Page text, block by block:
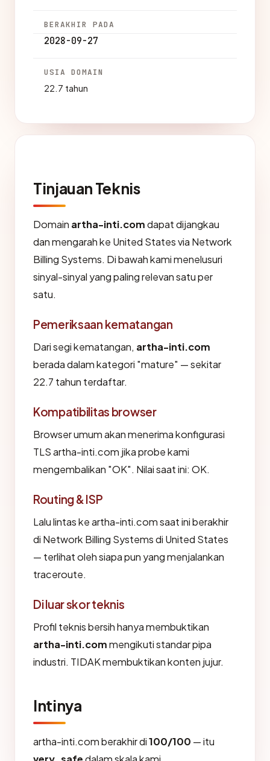
BERAKHIR PADA
2028-09-27
USIA DOMAIN
22.7 tahun
Tinjauan Teknis
Domain artha-inti.comdapat dijangkau
dan mengarah ke United States via Network
Billing Systems. Di bawah kami menelusuri
sinyal-sinyal yang paling relevan satu per
satu.
Pemeriksaan kematangan
Dari segi kematangan, artha-inti.com
berada dalam kategori "mature" — sekitar
22.7 tahun terdaftar.
Kompatibilitas browser
Browser umum akan menerima konfigurasi
TLS artha-inti.com jika probe kami
mengembalikan "OK". Nilai saat ini: OK.
Routing & ISP
Lalu lintas ke artha-inti.com saat ini berakhir
di Network Billing Systems di United States
— terlihat oleh siapa pun yang menjalankan
traceroute.
Di luar skor teknis
Profil teknis bersih hanya membuktikan
artha-inti.commengikuti standar pipa
industri. TIDAK membuktikan konten jujur.
Intinya
artha-inti.com berakhir di100/100 — itu